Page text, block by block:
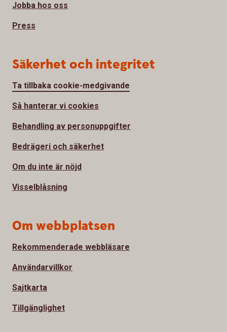
Jobba hos oss
Press
Säkerhet och integritet
Ta tillbaka cookie-medgivande
Så hanterar vi cookies
Behandling av personuppgifter
Bedrägeri och säkerhet
Om du inte är nöjd
Visselblåsning
Om webbplatsen
Rekommenderade webbläsare
Användarvillkor
Sajtkarta
Tillgänglighet